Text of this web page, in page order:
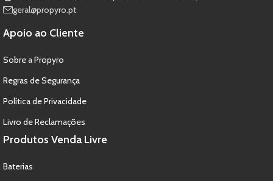
geral@propyro.pt
Apoio ao Cliente
Sobre a Propyro
Regras de Segurança
Política de Privacidade
Livro de Reclamações
Produtos Venda Livre
Baterias